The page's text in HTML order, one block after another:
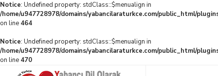
Notice: Undefined property: stdClass::$menualign in
/home/u947728978/domains/yabancilaraturkce.com/public_html/
on line 464
Notice: Undefined property: stdClass::$menualign in
/home/u947728978/domains/yabancilaraturkce.com/public_html/
on line 470